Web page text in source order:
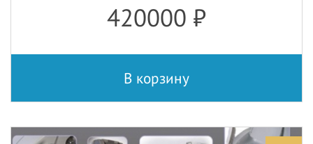
420000 ₽
В корзину